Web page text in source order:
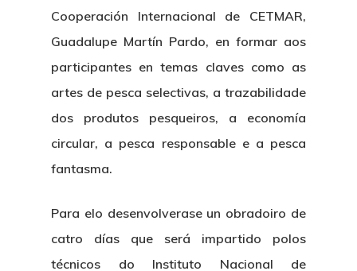
Cooperación Internacional de CETMAR,
Guadalupe Martín Pardo, en formar aos
participantes en temas claves como as
artes de pesca selectivas, a trazabilidade
dos produtos pesqueiros, a economía
circular, a pesca responsable e a pesca
fantasma.
Para elo desenvolverase un obradoiro de
catro días que será impartido polos
técnicos do Instituto Nacional de